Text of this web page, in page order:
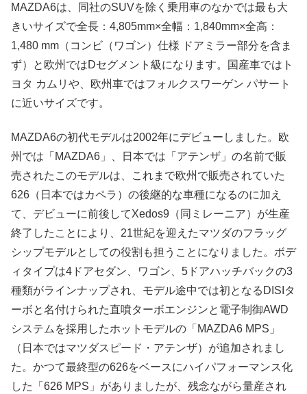
MAZDA6は、同社のSUVを除く乗用車のなかでは最も大
きいサイズで全長：4,805mm×全幅：1,840mm×全高：
1,480 mm（コンビ（ワゴン）仕様 ドアミラー部分を含ま
ず）と欧州ではDセグメント級になります。国産車ではト
ヨタ カムリや、欧州車ではフォルクスワーゲン パサート
に近いサイズです。
MAZDA6の初代モデルは2002年にデビューしました。欧
州では「MAZDA6」、日本では「アテンザ」の名前で販
売されたこのモデルは、これまで欧州で販売されていた
626（日本ではカペラ）の後継的な車種になるのに加え
て、デビューに前後してXedos9（同ミレーニア）が生産
終了したことにより、21世紀を迎えたマツダのフラッグ
シップモデルとしての役割も担うことになりました。ボデ
ィタイプは4ドアセダン、ワゴン、5ドアハッチバックの3
種類がラインナップされ、モデル途中では初となるDISIタ
ーボと名付けられた直噴ターボエンジンと電子制御AWD
システムを採用したホットモデルの「MAZDA6 MPS」
（日本ではマツダスピード・アテンザ）が追加されまし
た。かつて最終型の626をベースにハイパフォーマンス化
した「626 MPS」がありましたが、残念ながら量産され